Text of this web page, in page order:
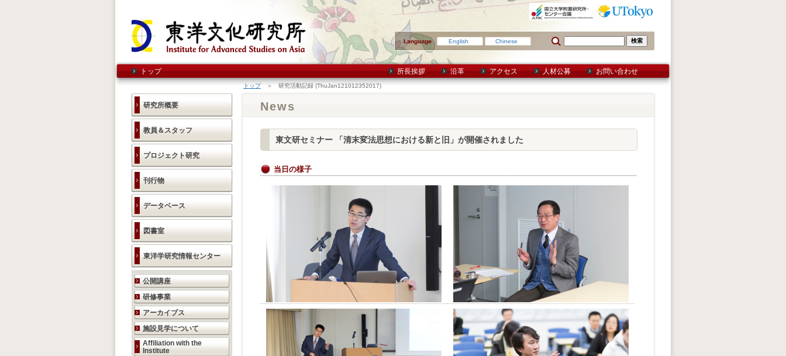
English Chinese
トップ 所長挨拶 沿革 アクセス 人材公募 お問い合わせ
研究所概要
教員＆スタッフ
プロジェクト研究
刊行物
データベース
図書室
東洋学研究情報センター
研究活動のご案内
公開講座
研修事業
アーカイブス
施設見学について
Affiliation with the
Institute
トップ＞ 研究活動記録 (ThuJan121012352017)
News
東文研セミナー 「清末変法思想における新と旧」が開催されました
当日の様子